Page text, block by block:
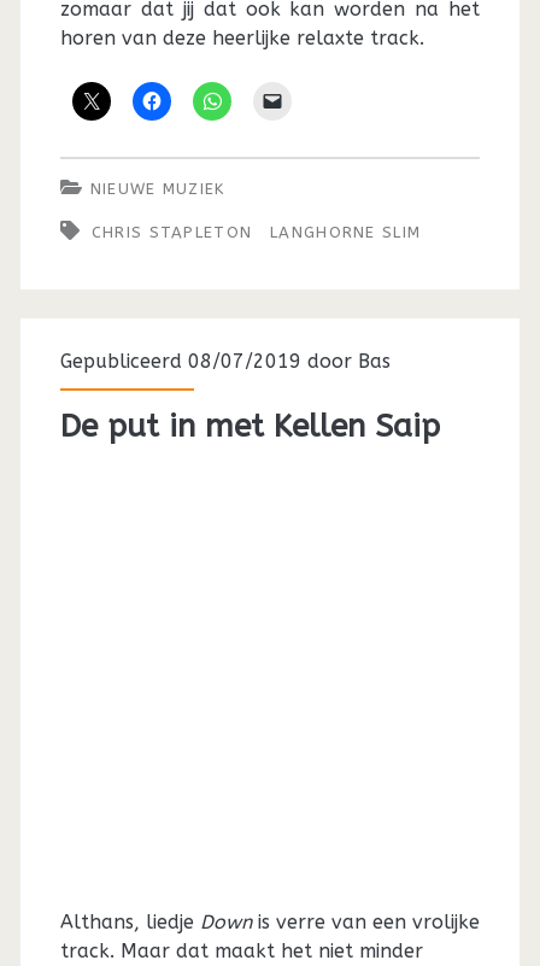
zomaar dat jij dat ook kan worden na het
horen van deze heerlijke relaxte track.
NIEUWE MUZIEK
CHRIS STAPLETON LANGHORNE SLIM
Gepubliceerd 08/07/2019 door Bas
De put in met Kellen Saip
Althans, liedje Downis verre van een vrolijke
track. Maar dat maakt het niet minder